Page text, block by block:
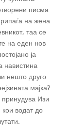
писма
на жена
таа се
на еден нов
ја
навистина
нешто друго
мајка?
Изи
кои водат до